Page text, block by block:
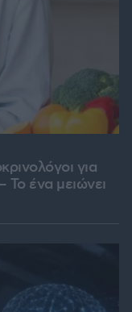
για
ένα μειώνει